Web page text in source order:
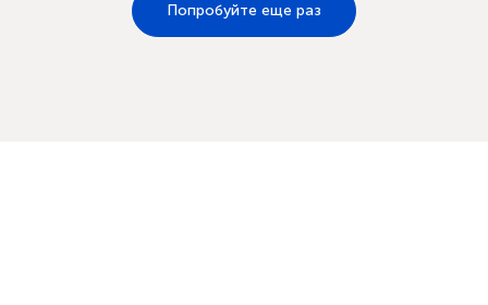
Попробуйте еще раз